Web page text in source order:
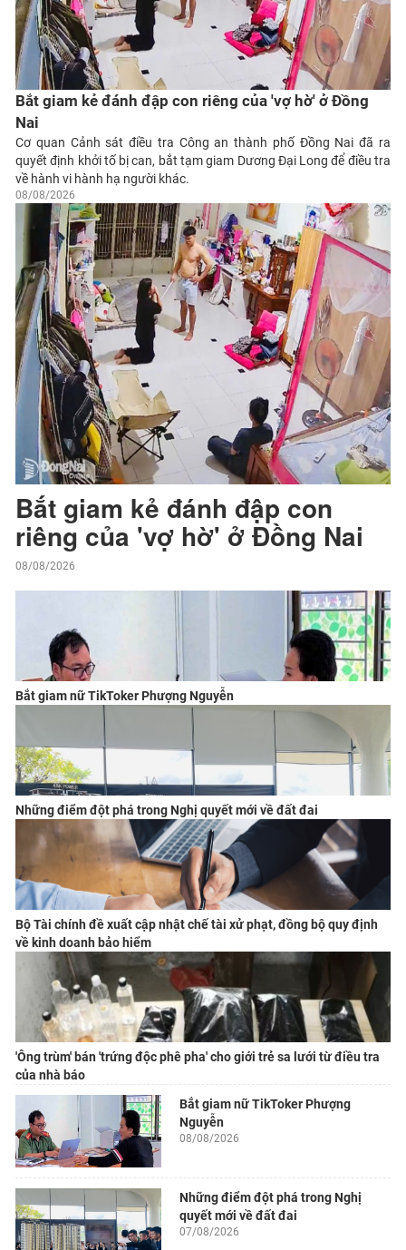
Bắt giam kẻ đánh đập con riêng của 'vợ hờ' ở Đồng
Nai
Cơ quan Cảnh sát điều tra Công an thành phố Đồng Nai đã ra
quyết định khởi tố bị can, bắt tạm giam Dương Đại Long để điều tra
về hành vi hành hạ người khác.
08/08/2026
Bắt giam kẻ đánh đập con
riêng của 'vợ hờ' ở Đồng Nai
08/08/2026
Bắt giam nữ TikToker Phượng Nguyễn
Những điểm đột phá trong Nghị quyết mới về đất đai
Bộ Tài chính đề xuất cập nhật chế tài xử phạt, đồng bộ quy định
về kinh doanh bảo hiểm
'Ông trùm' bán 'trứng độc phê pha' cho giới trẻ sa lưới từ điều tra
của nhà báo
Bắt giam nữ TikToker Phượng
Nguyễn
08/08/2026
Những điểm đột phá trong Nghị
quyết mới về đất đai
07/08/2026